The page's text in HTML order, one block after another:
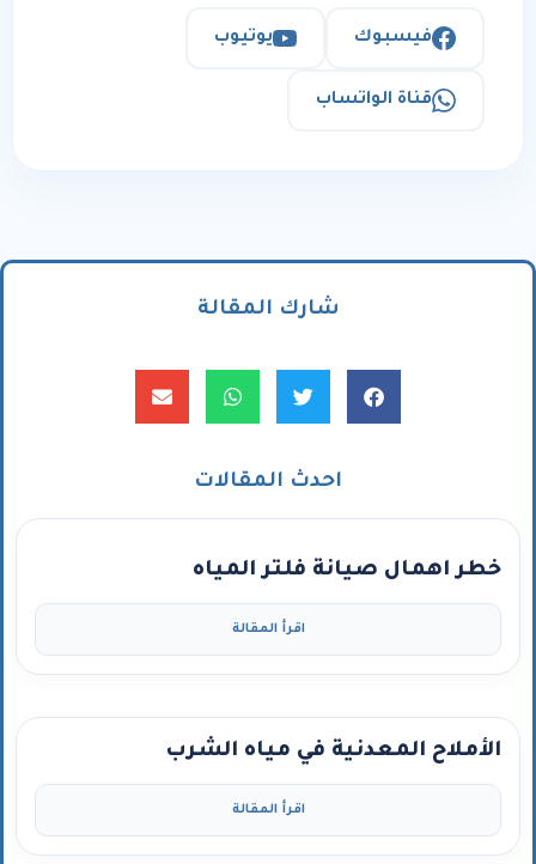
فيسبوك يوتيوب
قناة الواتساب
شارك المقالة
احدث المقالات
خطر اهمال صيانة فلتر المياه
اقرأ المقالة
الأملاح المعدنية في مياه الشرب
اقرأ المقالة